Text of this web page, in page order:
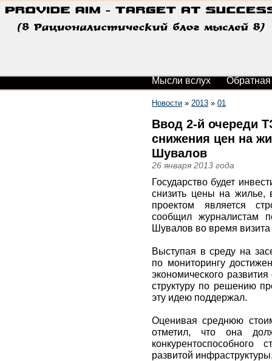
Мысли вслух Обратная
Новости » 2013 » 01
Ввод 2-й очереди
снижения цен на
Шувалов
26 января 2013 года
Государство будет
снизить цены на жилье,
проектом является
сообщил журналистам
Шувалов во время
Выступая в среду на
по мониторингу
экономического
структуру по решению
эту идею поддержал.
Оценивая среднюю
отметил, что она
развитой